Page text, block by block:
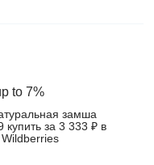
to 7%
замша
за 3 333 ₽ в
Wildberries